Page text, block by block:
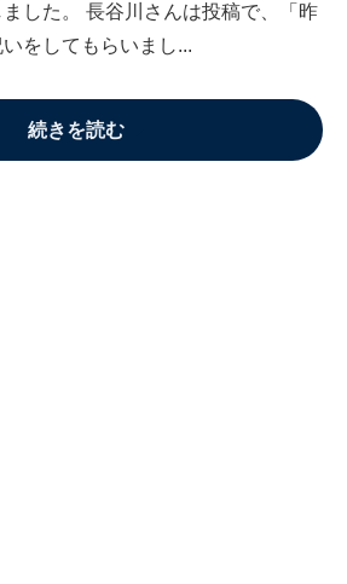
した。 長谷川さんは投稿で、「昨
をしてもらいまし...
続きを読む